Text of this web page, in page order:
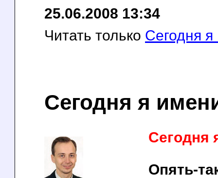
25.06.2008 13:34
Читать только Сегодня
Сегодня я
Сегодня
Опять-